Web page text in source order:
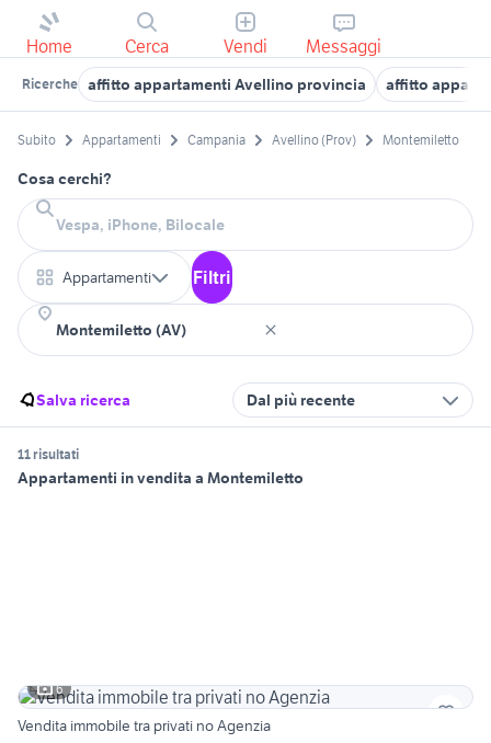
Home Cerca Vendi Messaggi
Ricerche affitto appartamenti Avellino provincia affitto
Subito Appartamenti Campania Avellino (Prov) Montemiletto
Cosa cerchi?
Appartamenti Filtri
Salva ricerca Dal più recente
11 risultati
Appartamenti in vendita a Montemiletto
6
Vendita immobile tra privati no Agenzia